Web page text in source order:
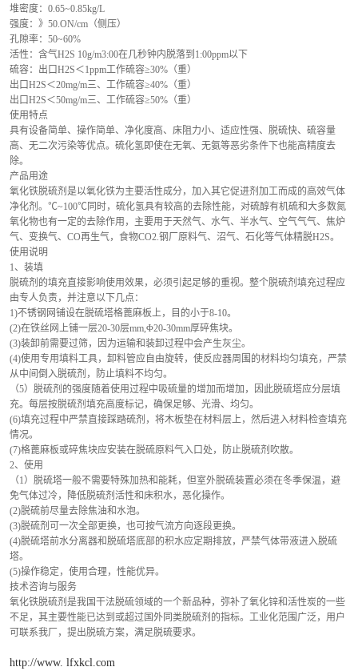
堆密度：0.65~0.85kg/L
强度：》50.ON/cm（侧压）
孔隙率：50~60%
活性：含气H2S 10g/m3:00在几秒钟内脱落到1:00ppm以下
硫容：出口H2S＜1ppm工作硫容≥30%（重）
出口H2S＜20mg/m三、工作硫容≥40%（重）
出口H2S＜50mg/m三、工作硫容≥50%（重）
使用特点
具有设备简单、操作简单、净化度高、床阻力小、适应性强、脱硫快、硫容量
高、无二次污染等优点。硫化氢即使在无氧、无氨等恶劣条件下也能高精度去
除。
产品用途
氧化铁脱硫剂是以氧化铁为主要活性成分，加入其它促进剂加工而成的高效气体
净化剂。℃~100℃同时，硫化氢具有较高的去除性能，对硫醇有机硫和大多数氮
氧化物也有一定的去除作用，主要用于天然气、水气、半水气、空气气气、焦炉
气、变换气、CO再生气，食物CO2.钢厂原料气、沼气、石化等气体精脱H2S。
使用说明
1、装填
脱硫剂的填充直接影响使用效果，必须引起足够的重视。整个脱硫剂填充过程应
由专人负责，并注意以下几点：
1)不锈钢网铺设在脱硫塔格蓖麻板上，目的小于8-10。
(2)在铁丝网上铺一层20-30层mm,Φ20-30mm厚碎焦块。
(3)装卸前需要过筛，因为运输和装卸过程中会产生灰尘。
(4)使用专用填料工具，卸料管应自由旋转，使反应器周围的材料均匀填充，严禁
从中间倒入脱硫剂，防止填料不均匀。
（5）脱硫剂的强度随着使用过程中吸硫量的增加而增加，因此脱硫塔应分层填
充。每层按脱硫剂填充高度标记，确保足够、光滑、均匀。
(6)填充过程中严禁直接踩踏硫剂，将木板垫在材料层上，然后进入材料检查填充
情况。
(7)格蓖麻板或碎焦块应安装在脱硫原料气入口处，防止脱硫剂吹散。
2、使用
（1）脱硫塔一般不需要特殊加热和能耗，但室外脱硫装置必须在冬季保温，避
免气体过冷，降低脱硫剂活性和床积水，恶化操作。
(2)脱硫前尽量去除焦油和水泡。
(3)脱硫剂可一次全部更换，也可按气流方向逐段更换。
(4)脱硫塔前水分离器和脱硫塔底部的积水应定期排放，严禁气体带液进入脱硫
塔。
(5)操作稳定，使用合理，性能优异。
技术咨询与服务
氧化铁脱硫剂是我国干法脱硫领域的一个新品种，弥补了氧化锌和活性炭的一些
不足，其主要性能已达到或超过国外同类脱硫剂的指标。工业化范围广泛，用户
可联系我厂，提出脱硫方案，满足脱硫要求。
http://www. lfxkcl.com